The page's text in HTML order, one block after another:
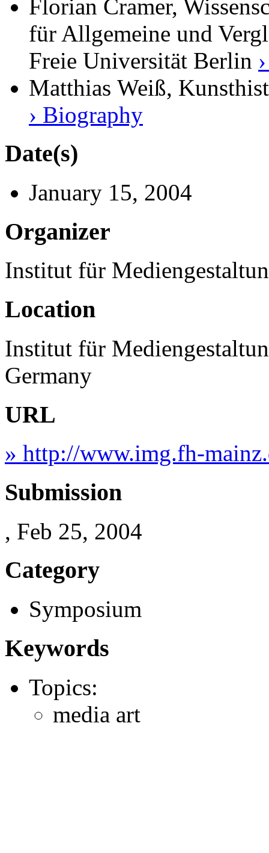
Florian Cramer,
für Allgemeine und
Freie Universität Berlin
Matthias Weiß,
› Biography
Date(s)
January 15, 2004
Organizer
Institut für
Location
Institut für
Germany
URL
» http://www.img.fh-
Submission
, Feb 25, 2004
Category
Symposium
Keywords
Topics:
media art